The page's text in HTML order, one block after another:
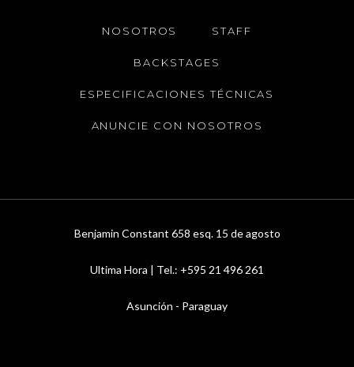
NOSOTROS STAFF
BACKSTAGES
ESPECIFICACIONES TÉCNICAS
ANUNCIE CON NOSOTROS
Benjamin Constant 658 esq. 15 de agosto
Ultima Hora | Tel.: +595 21 496 261
Asunción - Paraguay